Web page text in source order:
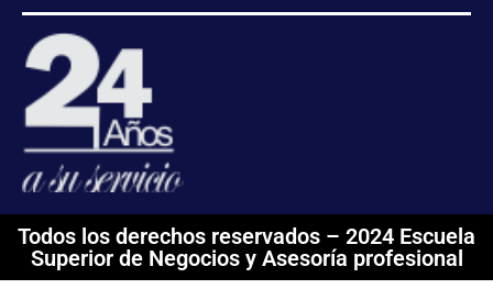
Todos los derechos reservados – 2024 Escuela
Superior de Negocios y Asesoría profesional